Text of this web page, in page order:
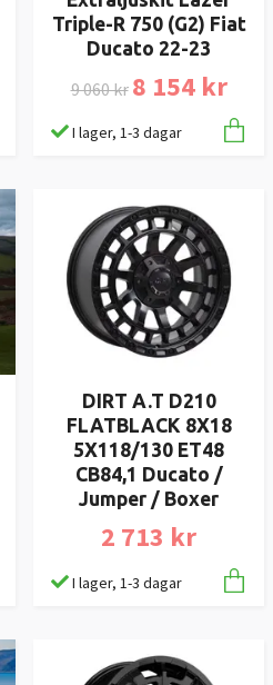
Triple-R 750 (G2) Fiat
Ducato 22-23
9 060 kr 8 154 kr
I lager, 1-3 dagar
DIRT A.T D210
FLATBLACK 8X18
5X118/130 ET48
CB84,1 Ducato /
Jumper / Boxer
2 713 kr
I lager, 1-3 dagar